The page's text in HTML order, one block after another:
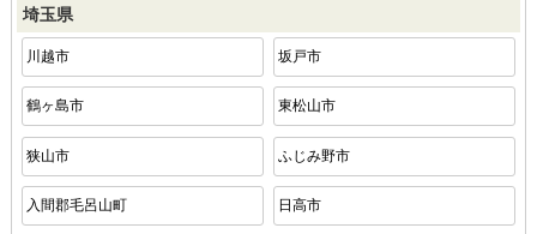
埼玉県
川越市 坂戸市
鶴ヶ島市 東松山市
狭山市 ふじみ野市
入間郡毛呂山町 日高市